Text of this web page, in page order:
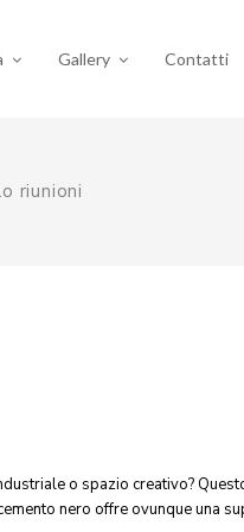
Gallery Contatti
riunioni
o spazio creativo?
nero offre ovunque una